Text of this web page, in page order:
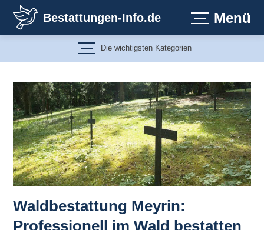
Inhalt
springen
Bestattungen-Info.de Menü
Die wichtigsten Kategorien
Waldbestattung Meyrin:
Professionell im Wald bestatten